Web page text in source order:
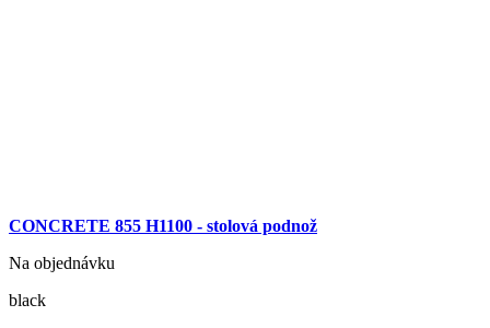
CONCRETE 855 H1100 - stolová podnož
Na objednávku
black